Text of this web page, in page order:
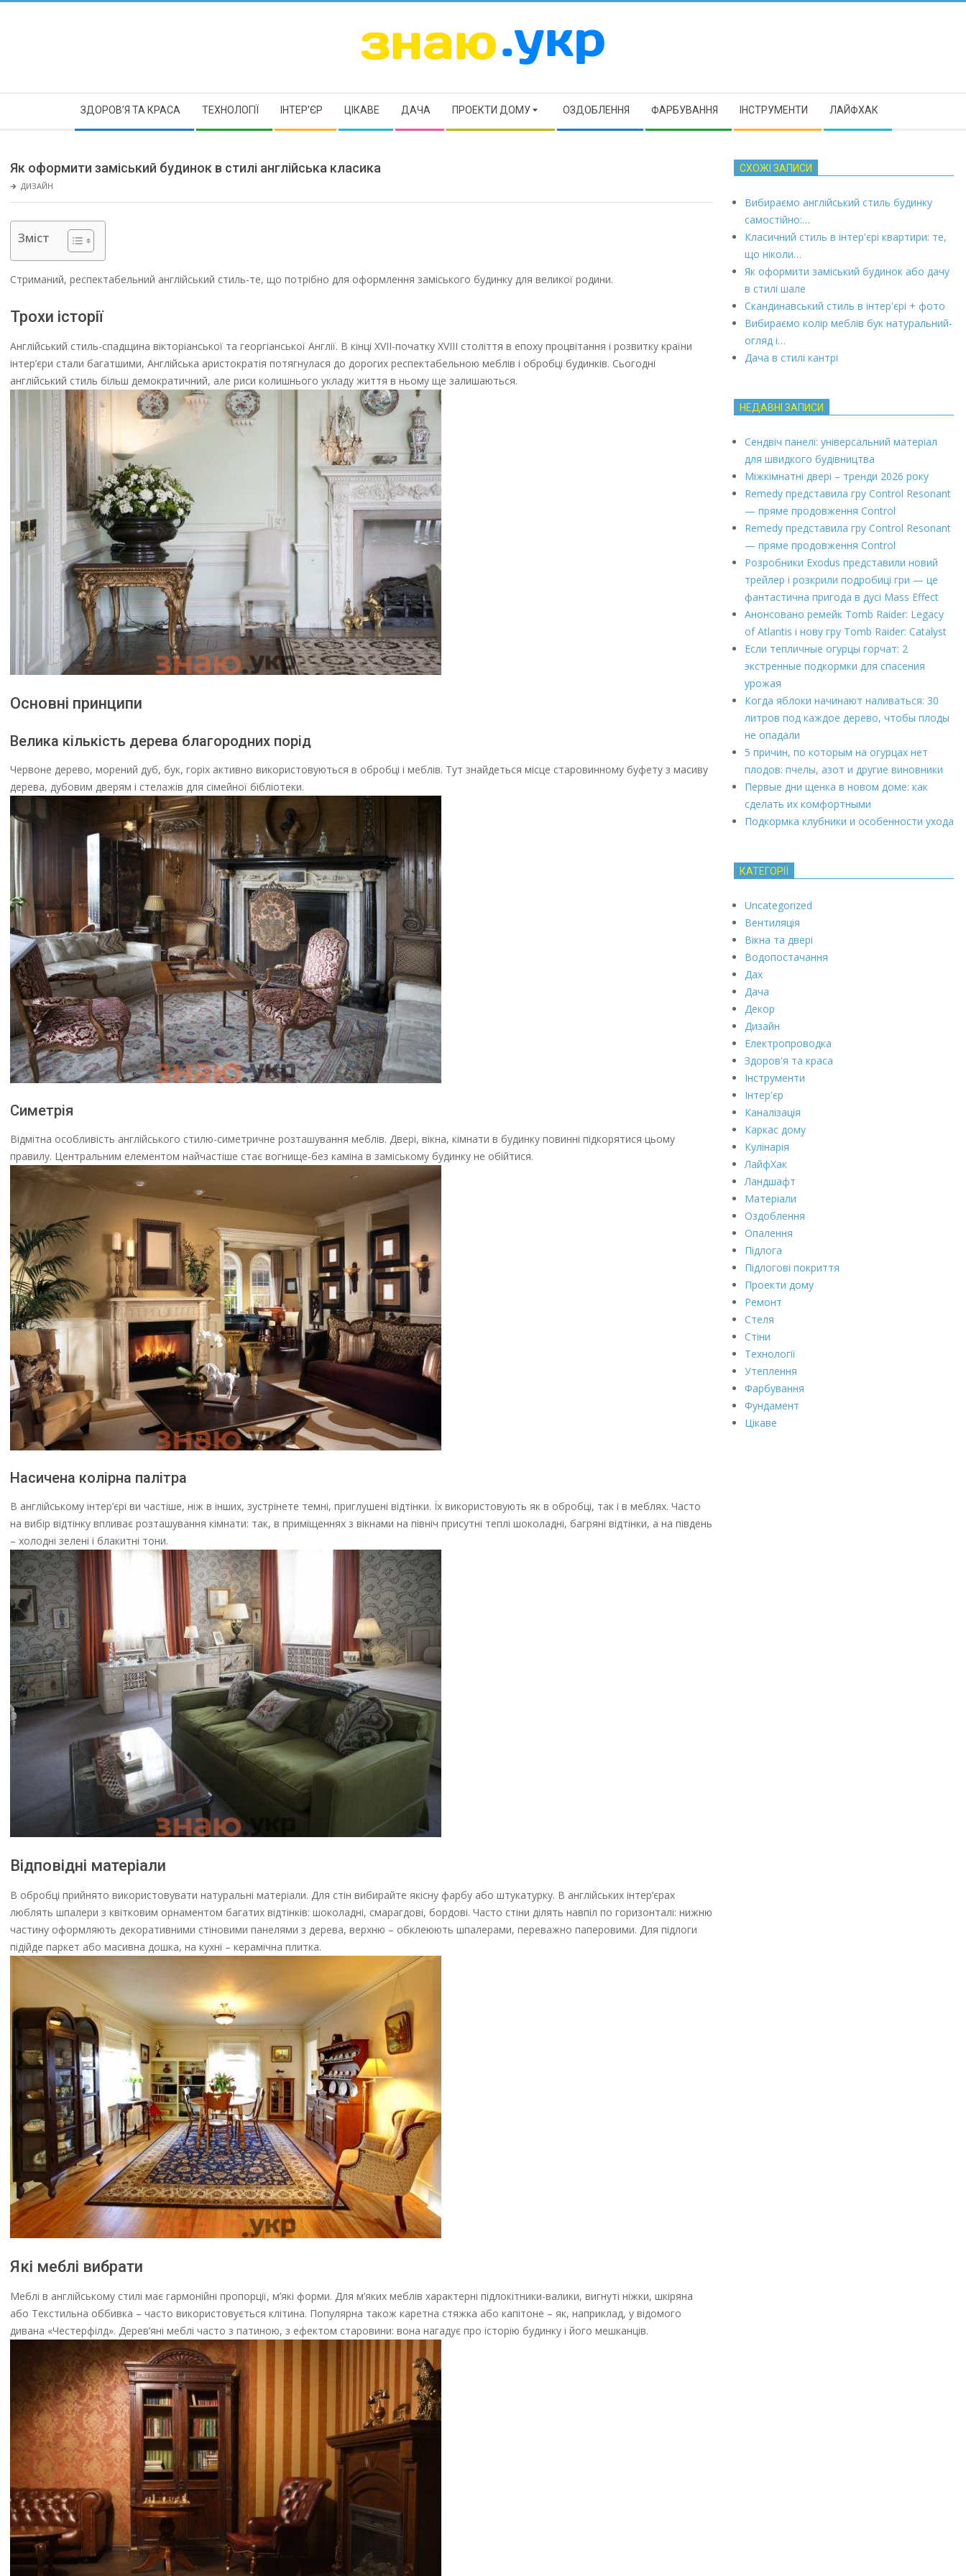
ЗНАЮ
ЗДОРОВ’Я ТА КРАСА ТЕХНОЛОГІЇ ІНТЕР’ЄР ЦІКАВЕ ДАЧА ПРОЕКТИ ДОМУ ОЗДОБЛЕННЯ ФАРБУВАННЯ ІНСТРУМЕНТИ ЛАЙФХАК
Як оформити заміський будинок в стилі англійська класика
🡲 ДИЗАЙН
Зміст
Стриманий, респектабельний англійський стиль-те, що потрібно для оформлення заміського будинку для великої родини.
Трохи історії
Англійський стиль-спадщина вікторіанської та георгіанської Англії. В кінці XVII-початку XVIII століття в епоху процвітання і розвитку країни
інтер’єри стали багатшими, Англійська аристократія потягнулася до дорогих респектабельною меблів і обробці будинків. Сьогодні
англійський стиль більш демократичний, але риси колишнього укладу життя в ньому ще залишаються.
Основні принципи
Велика кількість дерева благородних порід
Червоне дерево, морений дуб, бук, горіх активно використовуються в обробці і меблів. Тут знайдеться місце старовинному буфету з масиву
дерева, дубовим дверям і стелажів для сімейної бібліотеки.
Симетрія
Відмітна особливість англійського стилю-симетричне розташування меблів. Двері, вікна, кімнати в будинку повинні підкорятися цьому
правилу. Центральним елементом найчастіше стає вогнище-без каміна в заміському будинку не обійтися.
Насичена колірна палітра
В англійському інтер’єрі ви частіше, ніж в інших, зустрінете темні, приглушені відтінки. Їх використовують як в обробці, так і в меблях. Часто
на вибір відтінку впливає розташування кімнати: так, в приміщеннях з вікнами на північ присутні теплі шоколадні, багряні відтінки, а на південь
– холодні зелені і блакитні тони.
Відповідні матеріали
В обробці прийнято використовувати натуральні матеріали. Для стін вибирайте якісну фарбу або штукатурку. В англійських інтер’єрах
люблять шпалери з квітковим орнаментом багатих відтінків: шоколадні, смарагдові, бордові. Часто стіни ділять навпіл по горизонталі: нижню
частину оформляють декоративними стіновими панелями з дерева, верхню – обклеюють шпалерами, переважно паперовими. Для підлоги
підійде паркет або масивна дошка, на кухні – керамічна плитка.
Які меблі вибрати
Меблі в англійському стилі має гармонійні пропорції, м’які форми. Для м’яких меблів характерні підлокітники-валики, вигнуті ніжки, шкіряна
або Текстильна оббивка – часто використовується клітина. Популярна також каретна стяжка або капітоне – як, наприклад, у відомого
дивана «Честерфілд». Дерев’яні меблі часто з патиною, з ефектом старовини: вона нагадує про історію будинку і його мешканців.
СХОЖІ ЗАПИСИ
Вибираємо англійський стиль будинку
самостійно:…
Класичний стиль в інтер'єрі квартири: те,
що ніколи…
Як оформити заміський будинок або дачу
в стилі шале
Скандинавський стиль в інтер'єрі + фото
Вибираємо колір меблів бук натуральний-
огляд і…
Дача в стилі кантрі
НЕДАВНІ ЗАПИСИ
Сендвіч панелі: універсальний матеріал
для швидкого будівництва
Міжкімнатні двері – тренди 2026 року
Remedy представила гру Control Resonant
— пряме продовження Control
Remedy представила гру Control Resonant
— пряме продовження Control
Розробники Exodus представили новий
трейлер і розкрили подробиці гри — це
фантастична пригода в дусі Mass Effect
Анонсовано ремейк Tomb Raider: Legacy
of Atlantis і нову гру Tomb Raider: Catalyst
Если тепличные огурцы горчат: 2
экстренные подкормки для спасения
урожая
Когда яблоки начинают наливаться: 30
литров под каждое дерево, чтобы плоды
не опадали
5 причин, по которым на огурцах нет
плодов: пчелы, азот и другие виновники
Первые дни щенка в новом доме: как
сделать их комфортными
Подкормка клубники и особенности ухода
КАТЕГОРІЇ
Uncategorized
Вентиляція
Вікна та двері
Водопостачання
Дах
Дача
Декор
Дизайн
Електропроводка
Здоров'я та краса
Інструменти
Інтер'єр
Каналізація
Каркас дому
Кулінарія
ЛайфХак
Ландшафт
Матеріали
Оздоблення
Опалення
Підлога
Підлогові покриття
Проекти дому
Ремонт
Стеля
Стіни
Технології
Утеплення
Фарбування
Фундамент
Цікаве